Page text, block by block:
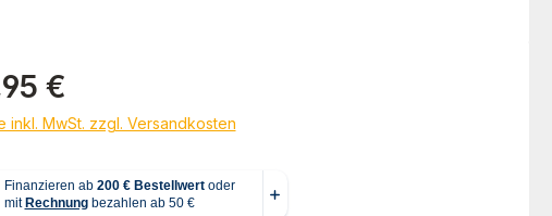
Preis:
€
inkl. MwSt. zzgl. Versandkosten